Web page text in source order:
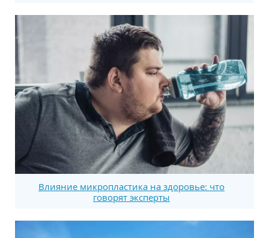
Влияние микропластика на здоровье: что
говорят эксперты